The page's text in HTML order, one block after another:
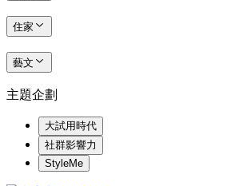
住家
藝文
主題企劃
大試用時代
社群影響力
StyleMe